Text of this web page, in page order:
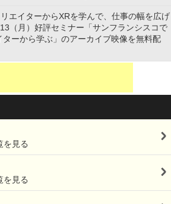
エイターからXRを学んで、仕事の幅を広げ
（月）好評セミナー「サンフランシスコで
ーから学ぶ」のアーカイブ映像を無料配
を見る
を見る